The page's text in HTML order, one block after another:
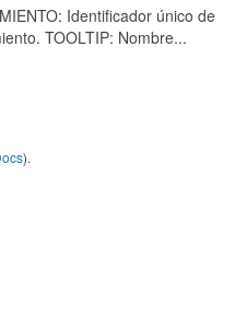
Identificador único de
TOOLTIP: Nombre...
).